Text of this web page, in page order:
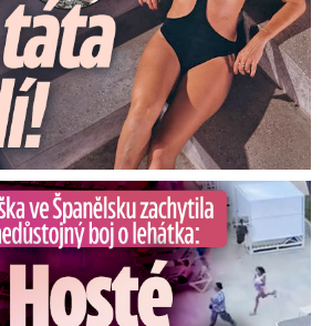
nedůstojný boj o lehátka